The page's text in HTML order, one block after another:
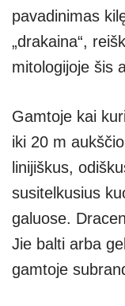
pavadinimas
„drakaina“,
mitologijoje šis
Gamtoje kai
iki 20 m
linijiškus,
susitelkusius
galuose.
Jie balti arba
gamtoje